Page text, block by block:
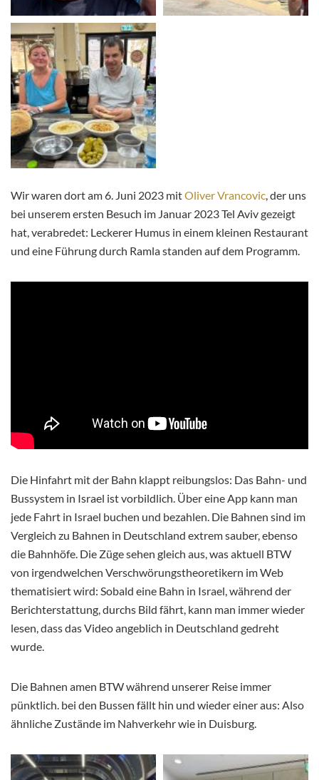
Wir waren dort am 6. Juni 2023 mitOliver Vrancovic, der uns
bei unserem ersten Besuch im Januar 2023 Tel Aviv gezeigt
hat, verabredet: Leckerer Humus in einem kleinen Restaurant
und eine Führung durch Ramla standen auf dem Programm.
Die Hinfahrt mit der Bahn klappt reibungslos: Das Bahn- und
Bussystem in Israel ist vorbildlich. Über eine App kann man
jede Fahrt in Israel buchen und bezahlen. Die Bahnen sind im
Vergleich zu Bahnen in Deutschland extrem sauber, ebenso
die Bahnhöfe. Die Züge sehen gleich aus, was aktuell BTW
von irgendwelchen Verschwörungstheoretikern im Web
thematisiert wird: Sobald eine Bahn in Israel, während der
Berichterstattung, durchs Bild fährt, kann man immer wieder
lesen, dass das Video angeblich in Deutschland gedreht
wurde.
Die Bahnen amen BTW während unserer Reise immer
pünktlich. bei den Bussen fällt hin und wieder einer aus: Also
ähnliche Zustände im Nahverkehr wie in Duisburg.